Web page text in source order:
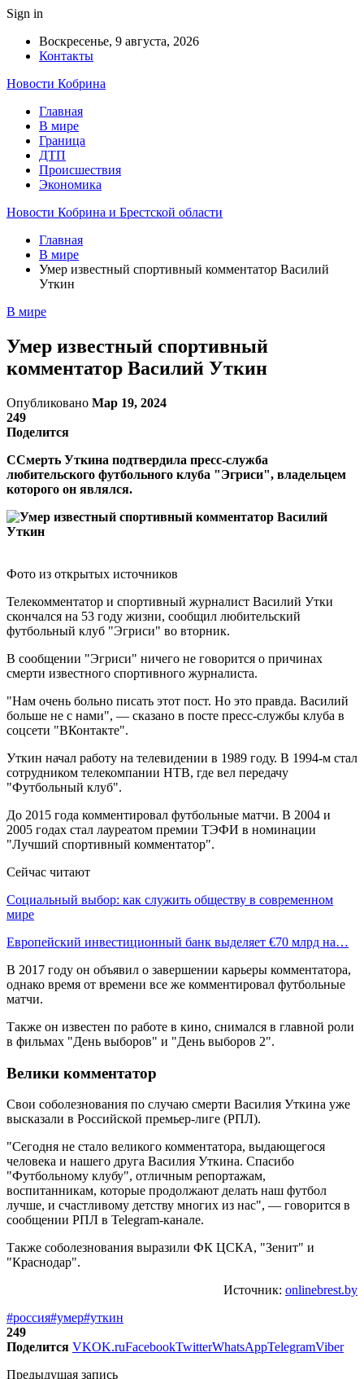
Sign in
Воскресенье, 9 августа, 2026
Контакты
Новости Кобрина
Главная
В мире
Граница
ДТП
Происшествия
Экономика
Новости Кобрина и Брестской области
Главная
В мире
Умер известный спортивный комментатор Василий
Уткин
В мире
Умер известный спортивный
комментатор Василий Уткин
Опубликовано Мар 19, 2024
249
Поделится
ССмерть Уткина подтвердила пресс-служба
любительского футбольного клуба "Эгриси", владельцем
которого он являлся.
Фото из открытых источников
Телекомментатор и спортивный журналист Василий Утки
скончался на 53 году жизни, сообщил любительский
футбольный клуб "Эгриси" во вторник.
В сообщении "Эгриси" ничего не говорится о причинах
смерти известного спортивного журналиста.
"Нам очень больно писать этот пост. Но это правда. Василий
больше не с нами", — сказано в посте пресс-службы клуба в
соцсети "ВКонтакте".
Уткин начал работу на телевидении в 1989 году. В 1994-м стал
сотрудником телекомпании НТВ, где вел передачу
"Футбольный клуб".
До 2015 года комментировал футбольные матчи. В 2004 и
2005 годах стал лауреатом премии ТЭФИ в номинации
"Лучший спортивный комментатор".
Сейчас читают
Социальный выбор: как служить обществу в современном
мире
Европейский инвестиционный банк выделяет €70 млрд на…
В 2017 году он объявил о завершении карьеры комментатора,
однако время от времени все же комментировал футбольные
матчи.
Также он известен по работе в кино, снимался в главной роли
в фильмах "День выборов" и "День выборов 2".
Велики комментатор
Свои соболезнования по случаю смерти Василия Уткина уже
высказали в Российской премьер-лиге (РПЛ).
"Сегодня не стало великого комментатора, выдающегося
человека и нашего друга Василия Уткина. Спасибо
"Футбольному клубу", отличным репортажам,
воспитанникам, которые продолжают делать наш футбол
лучше, и счастливому детству многих из нас", — говорится в
сообщении РПЛ в Telegram-канале.
Также соболезнования выразили ФК ЦСКА, "Зенит" и
"Краснодар".
Источник: onlinebrest.by
#россия#умер#уткин
249
Поделится VKOK.ruFacebookTwitterWhatsAppTelegramViber
Предыдущая запись